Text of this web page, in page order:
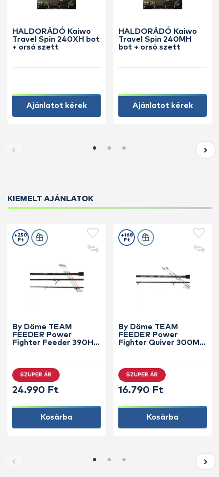
HALDORÁDÓ Kaiwo
Travel Spin 240XH bot
+ orsó szett
Ajánlatot kérek
HALDORÁDÓ Kaiwo
Travel Spin 240MH
bot + orsó szett
Ajánlatot kérek
KIEMELT AJÁNLATOK
By Döme TEAM
FEEDER Power
Fighter Feeder 390H
+250
Ft
SZUPER ÁR
24.990 Ft
Kosárba
By Döme TEAM
FEEDER Power
Fighter Quiver 300M
+168
Ft
SZUPER ÁR
16.790 Ft
Kosárba